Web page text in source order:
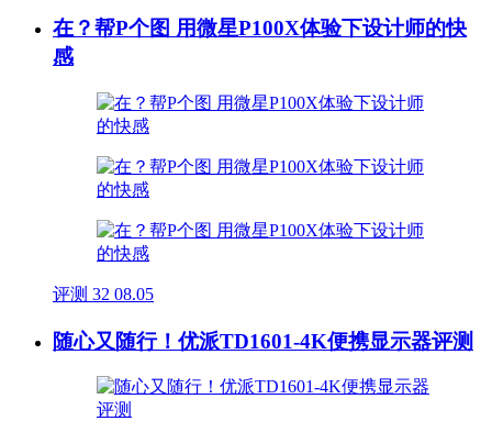
在？帮P个图 用微星P100X体验下设计师的快
感
评测 32 08.05
随心又随行！优派TD1601-4K便携显示器评测